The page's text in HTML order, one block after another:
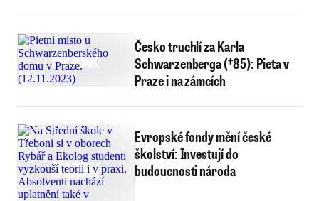
Česko truchlí za Karla
Schwarzenberga (†85): Pieta v
Praze i na zámcích
Evropské fondy mění české
školství: Investují do
budoucnosti národa